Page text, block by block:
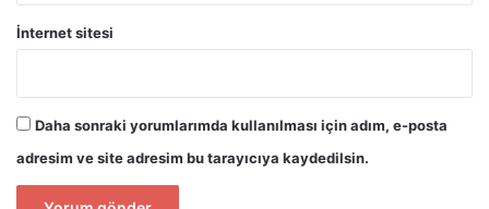
İnternet sitesi
Daha sonraki yorumlarımda kullanılması için adım, e-posta
adresim ve site adresim bu tarayıcıya kaydedilsin.